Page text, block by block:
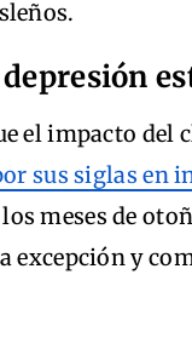
el impacto del
sus siglas en
meses de
excepción y